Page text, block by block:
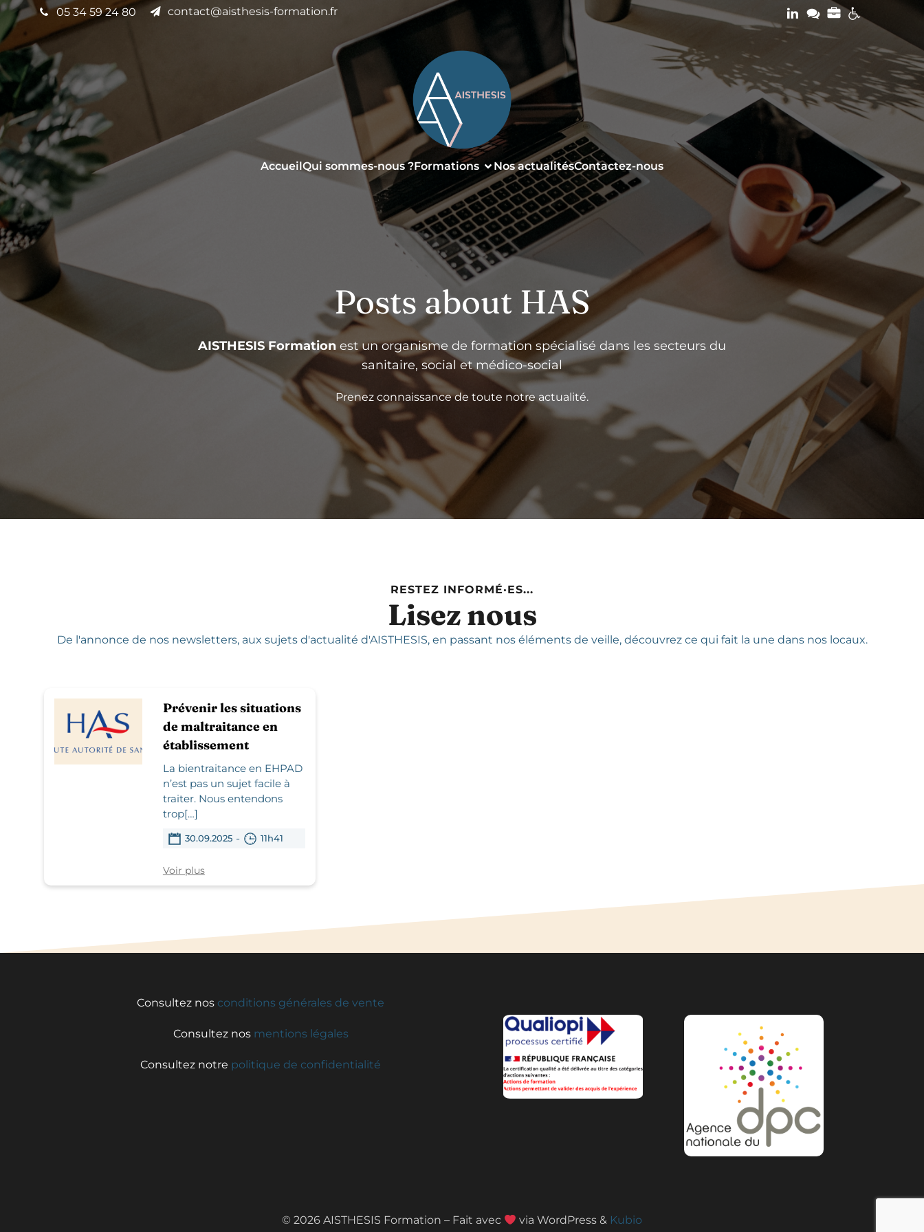
05 34 59 24 80 contact@aisthesis-formation.fr
AccueilQui sommes-nous ?Formations Nos actualitésContactez-nous
Posts about HAS
AISTHESIS Formation est un organisme de formation spécialisé dans les secteurs du
sanitaire, social et médico-social
Prenez connaissance de toute notre actualité.
RESTEZ INFORMÉ·ES...
Lisez nous
De l'annonce de nos newsletters, aux sujets d'actualité d'AISTHESIS,en passant nos éléments de veille, découvrez ce qui fait la une dans nos locaux.
Prévenir les situations
de maltraitance en
établissement
La bientraitance en EHPAD
n’est pas un sujet facile à
traiter. Nous entendons
trop[…]
30.09.2025 - 11h41
Voir plus
Consultez nos conditions générales de vente
Consultez nos mentions légales
Consultez notre politique de confidentialité
© 2026 AISTHESIS Formation – Fait avec via WordPress & Kubio